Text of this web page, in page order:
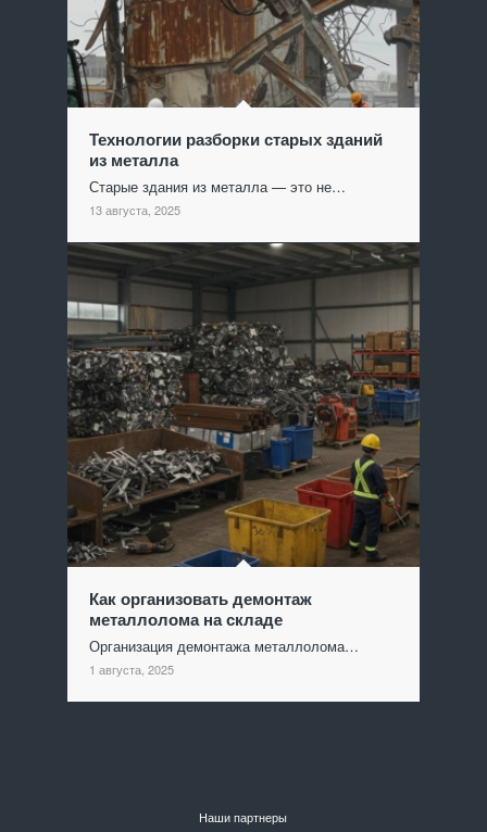
Технологии разборки старых зданий
из металла
Старые здания из металла — это не…
13 августа, 2025
Как организовать демонтаж
металлолома на складе
Организация демонтажа металлолома…
1 августа, 2025
Наши партнеры